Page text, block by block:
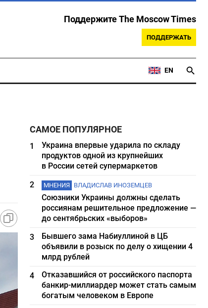
Поддержите The Moscow Times
ПОДДЕРЖАТЬ
EN
САМОЕ ПОПУЛЯРНОЕ
1
Украина впервые ударила по складу
продуктов одной из крупнейших
в России сетей супермаркетов
2
МНЕНИЯ ВЛАДИСЛАВ ИНОЗЕМЦЕВ
Союзники Украины должны сделать
россиянам решительное предложение —
до сентябрьских «выборов»
3
Бывшего зама Набиуллиной в ЦБ
объявили в розыск по делу о хищении 4
млрд рублей
4
Отказавшийся от российского паспорта
банкир-миллиардер может стать самым
богатым человеком в Европе